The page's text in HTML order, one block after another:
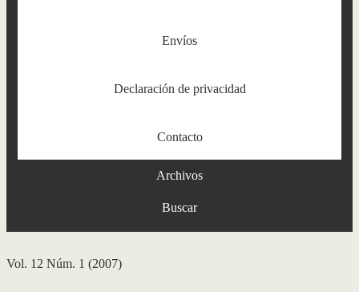
Envíos
Declaración de privacidad
Contacto
Archivos
Buscar
Vol. 12 Núm. 1 (2007)